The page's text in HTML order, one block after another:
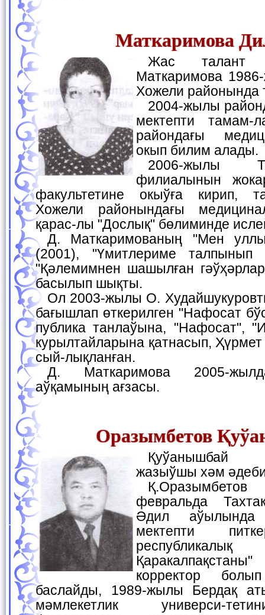
Маткаримова
Жас талант ийеси Дилноза
Маткаримова
Хожели районында
2004-жылы райондағы 14-санлы орта
мектепти тамам-
райондағы
окып билим алады.
2006-жылы ТашПМИ Нөкис
филиалынын
факультетине окыўға кирип,
Хожели районындағы
қарас-лы "Дослық" бөлиминде
Д. Маткаримованың "Мен уллы ел перзентимен"
(2001), "Үмитлериме талпынып
"Қәлемимнен шашылған
басылып шықты.
Ол 2003-жылы О. Худайшукуровты еске алыў күнине
бағышлап өткерилген "Нафосат
публика танлаўына, "Нафосат",
курылтайларына қатнасып,
сый-лықланған.
Д. Маткаримова 2005-жылдан Жазыўшылар
аўқамының ағзасы.
Оразымбетов
Қуўанышбай Оразымбетов—
жазыўшы хәм
Қ.Оразымбетов 1962-жылы 4-
февральда
Әдил аўылында
мектепти
корректор
баслайды, 1989-жылы Бердақ
мәмлекетлик универси-